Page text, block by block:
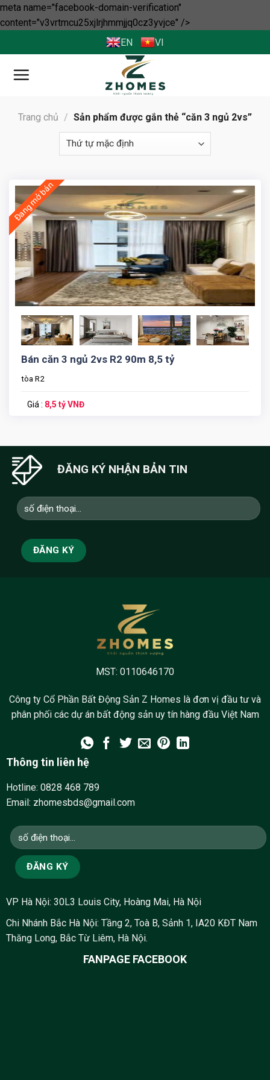
meta name="facebook-domain-verification"
content="v3vrtmcu25xjlrjhmmjjq0cz3yvjce" />Skip
content
EN VI
Trang chủ / Sản phẩm được gắn thẻ “căn 3 ngủ 2vs”
Đang mở bán
Bán căn 3 ngủ 2vs R2 90m 8,5 tỷ
tòa R2
Giá : 8,5 tỷ VNĐ
ĐĂNG KÝ NHẬN BẢN TIN
MST: 0110646170
Công ty Cổ Phần Bất Động Sản Z Homes là đơn vị đầu tư và
phân phối các dự án bất động sản uy tín hàng đầu Việt Nam
Thông tin liên hệ
Hotline: 0828 468 789
Email: zhomesbds@gmail.com
VP Hà Nội: 30L3 Louis City, Hoàng Mai, Hà Nội
Chi Nhánh Bắc Hà Nội: Tầng 2, Toà B, Sảnh 1, IA20 KĐT Nam
Thăng Long, Bắc Từ Liêm, Hà Nội.
FANPAGE FACEBOOK